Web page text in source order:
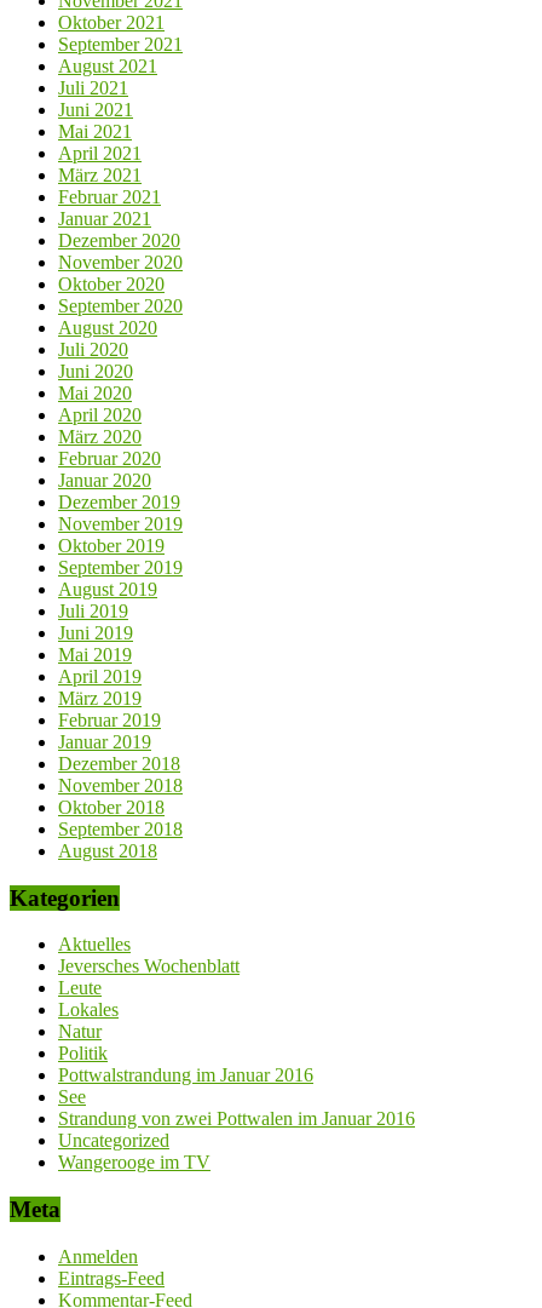
Oktober 2021
September 2021
August 2021
Juli 2021
Juni 2021
Mai 2021
April 2021
März 2021
Februar 2021
Januar 2021
Dezember 2020
November 2020
Oktober 2020
September 2020
August 2020
Juli 2020
Juni 2020
Mai 2020
April 2020
März 2020
Februar 2020
Januar 2020
Dezember 2019
November 2019
Oktober 2019
September 2019
August 2019
Juli 2019
Juni 2019
Mai 2019
April 2019
März 2019
Februar 2019
Januar 2019
Dezember 2018
November 2018
Oktober 2018
September 2018
August 2018
Kategorien
Aktuelles
Jeversches Wochenblatt
Leute
Lokales
Natur
Politik
Pottwalstrandung im Januar 2016
See
Strandung von zwei Pottwalen im Januar 2016
Uncategorized
Wangerooge im TV
Meta
Anmelden
Eintrags-Feed
Kommentar-Feed